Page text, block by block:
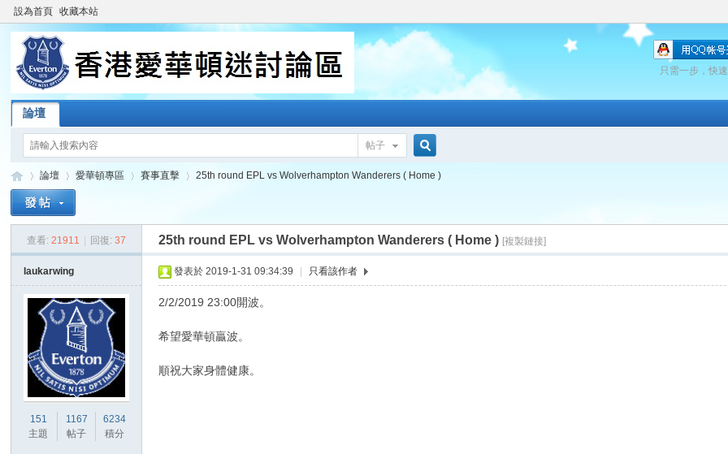
設為首頁 收藏本站
只需一步，快
論壇
帖子
搜
索
»
論壇
›
愛華頓專區 賽事直擊
›
25th round EPL vs Wolverhampton Wanderers ( Home )
查看: 21911 回復: 37 25th round EPL vs Wolverhampton Wanderers ( Home ) [複製鏈接]
laukarwing
151
主題
1167
帖子
6234
積分
發表於 2019-1-31 09:34:39 只看該作者
2/2/2019 23:00開波。
希望愛華頓贏波。
順祝大家身體健康。